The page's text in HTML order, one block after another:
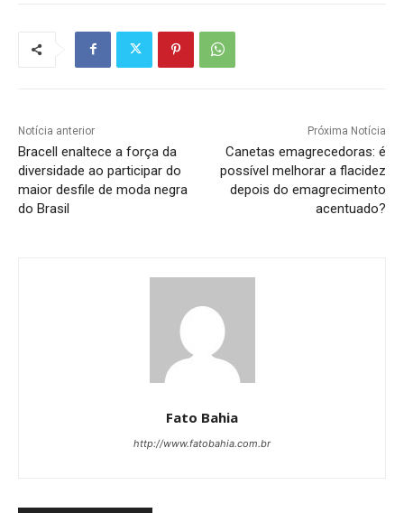
Notícia anterior
Bracell enaltece a força da
diversidade ao participar do
maior desfile de moda negra
do Brasil
Próxima Notícia
Canetas emagrecedoras: é
possível melhorar a flacidez
depois do emagrecimento
acentuado?
Fato Bahia
http://www.fatobahia.com.br